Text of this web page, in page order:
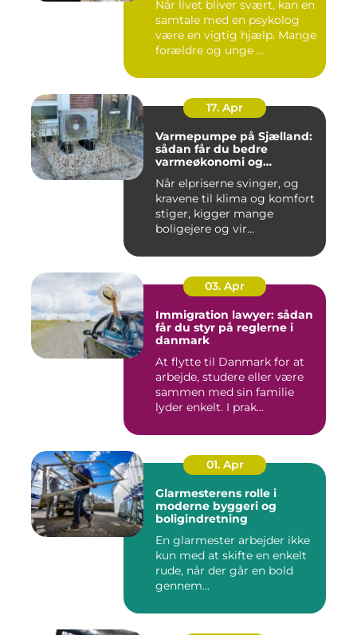
Når livet bliver svært, kan en
samtale med en psykolog
være en vigtig hjælp. Mange
forældre og unge ...
17. Apr
Varmepumpe på Sjælland:
sådan får du bedre
varmeøkonomi og
Når elpriserne svinger, og
kravene til klima og komfort
stiger, kigger mange
boligejere og vir...
03. Apr
Immigration lawyer: sådan
får du styr på reglerne i
danmark
At flytte til Danmark for at
arbejde, studere eller være
sammen med sin familie
lyder enkelt. I prak...
01. Apr
Glarmesterens rolle i
moderne byggeri og
boligindretning
En glarmester arbejder ikke
kun med at skifte en enkelt
rude, når der går en bold
gennem...